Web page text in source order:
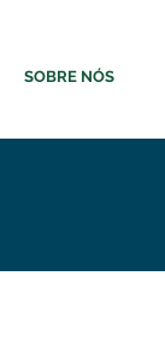
SOBRE NÓS